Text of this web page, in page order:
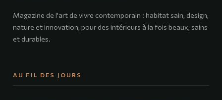
Magazine de l'art de vivre contemporain : habitat sain, design,
nature et innovation, pour des intérieurs à la fois beaux, sains
et durables.
AU FIL DES JOURS